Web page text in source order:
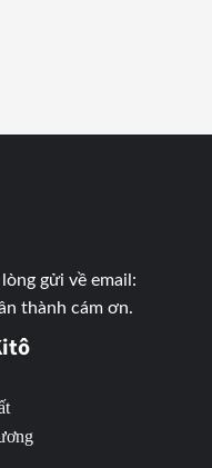
gửi về email:
thành cám ơn.